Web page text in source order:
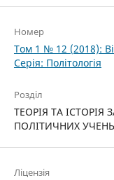
Номер
Том 1 № 12 (2018):
Серія: Політологія
Розділ
ТЕОРІЯ ТА ІСТОРІЯ
ПОЛІТИЧНИХ УЧЕНЬ
Ліцензія